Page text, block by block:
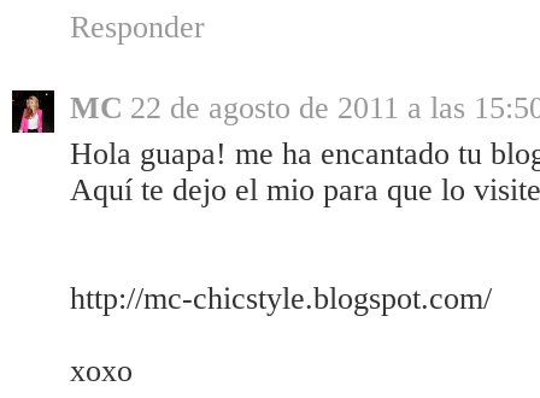
Responder
MC 22 de agosto de 2011 a las
Hola guapa! me ha encantado tu
Aquí te dejo el mio para que lo
http://mc-chicstyle.blogspot.com/
xoxo